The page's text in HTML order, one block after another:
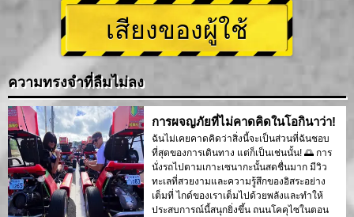
เสียงของผู้ใช้
ความทรงจำที่ลืมไม่ลง
การผจญภัยที่ไม่คาดคิดในโอกินาว่า!
ฉันไม่เคยคาดคิดว่าสิ่งนี้จะเป็นส่วนที่ฉันชอบ
ที่สุดของการเดินทาง แต่ก็เป็นเช่นนั้น! 🌅 การ
นั่งรถไปตามเกาะเซนากะนั้นสดชื่นมาก มีวิว
ทะเลที่สวยงามและความรู้สึกของอิสระอย่าง
เต็มที่ ไกด์ของเราเต็มไปด้วยพลังและทำให้
ประสบการณ์นี้สนุกยิ่งขึ้น ถนนโคคุไซในตอน